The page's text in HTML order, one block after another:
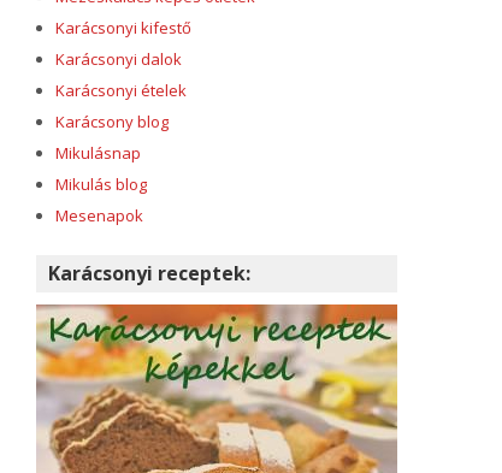
Karácsonyi kifestő
Karácsonyi dalok
Karácsonyi ételek
Karácsony blog
Mikulásnap
Mikulás blog
Mesenapok
Karácsonyi receptek: